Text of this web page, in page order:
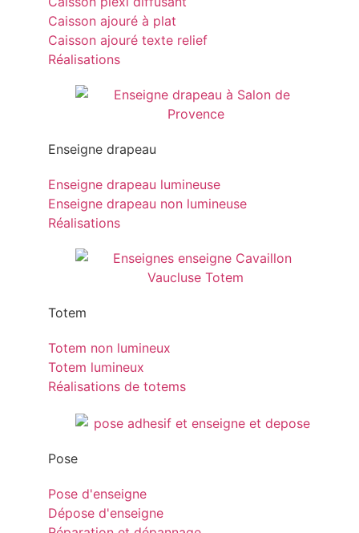
Caisson ajouré à plat
Caisson ajouré texte relief
Réalisations
Enseigne drapeau
Enseigne drapeau lumineuse
Enseigne drapeau non lumineuse
Réalisations
Totem
Totem non lumineux
Totem lumineux
Réalisations de totems
Pose
Pose d'enseigne
Dépose d'enseigne